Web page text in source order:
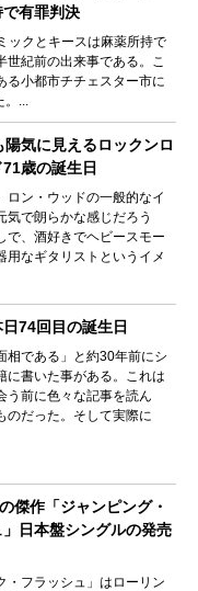
で有罪判決
ックとキースは麻薬所持で
世紀前の出来事である。こ
る小都市チチェスター市に
。...
気に見えるロックンロ
歳の誕生日
ロン・ウッドの一般的なイ
気で朗らかな感じだろう
で、酒好きでヘビースモー
用なギタリストというイメ
74回目の誕生日
相である」と約30年前にシ
に書いた事がある。これは
う前に色々な記事を読ん
のだった。そして実際に
傑作「ジャンピング・
日本盤シングルの発売
・フラッシュ」はローリン